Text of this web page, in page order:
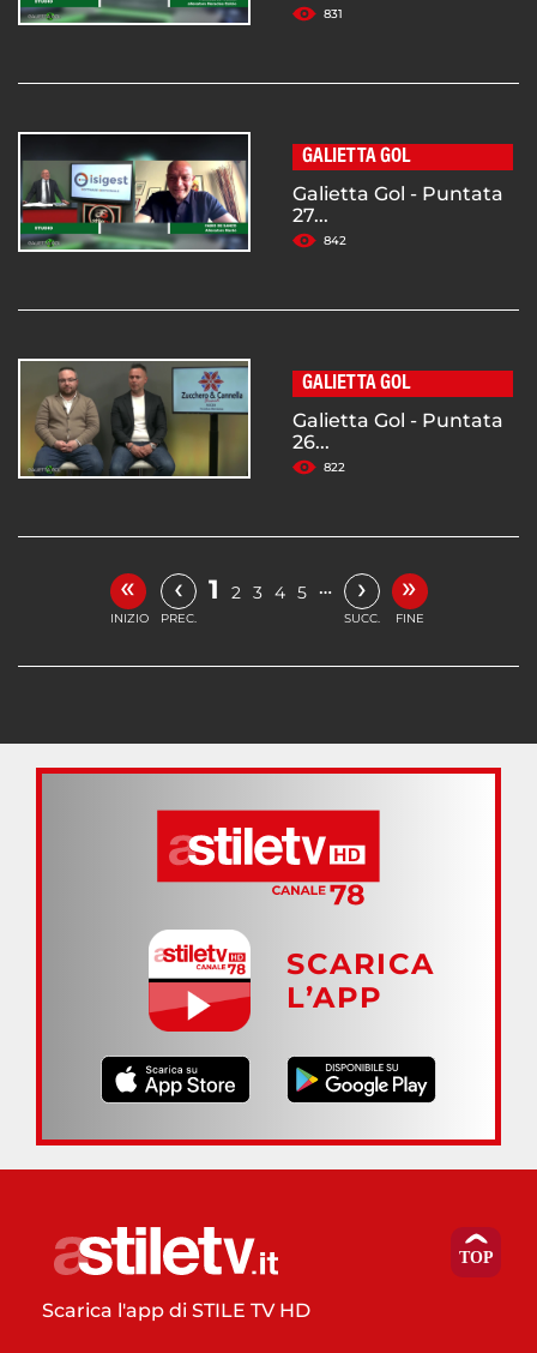
831
GALIETTA GOL
Galietta Gol - Puntata
27...
842
GALIETTA GOL
Galietta Gol - Puntata
26...
822
«
INIZIO
‹
PREC.
1 2 3 4 5 … ›
SUCC.
»
FINE
SCARICA
L’APP
Scarica l'app di STILE TV HD